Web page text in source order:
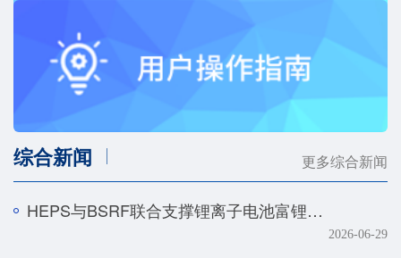
综合新闻 更多综合新闻
HEPS与BSRF联合支撑锂离子电池富锂正极快速化成机制研究
2026-06-29